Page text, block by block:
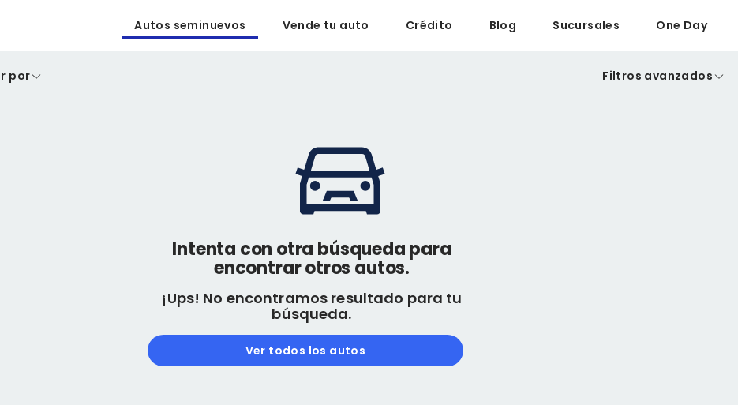
Autos seminuevos Vende tu auto Crédito Blog Sucursales One Day
por Filtros avanzados
Intenta con otra búsqueda para
encontrar otros autos.
¡Ups! No encontramos resultado para tu
búsqueda.
Ver todos los autos